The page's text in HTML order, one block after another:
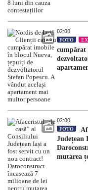
02:00
FOTO
cumpărat
02:00
FOTO
Județean
mutarea